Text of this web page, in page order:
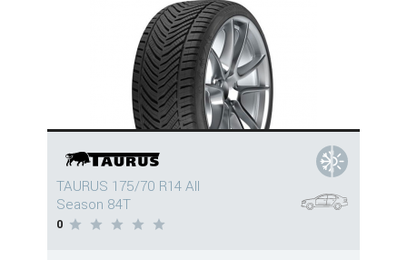
TAURUS 175/70 R14 All
Season 84T
0